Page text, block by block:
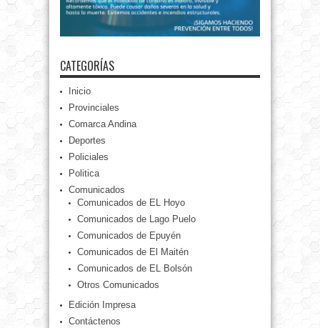
CATEGORÍAS
Inicio
Provinciales
Comarca Andina
Deportes
Policiales
Politica
Comunicados
Comunicados de EL Hoyo
Comunicados de Lago Puelo
Comunicados de Epuyén
Comunicados de El Maitén
Comunicados de EL Bolsón
Otros Comunicados
Edición Impresa
Contáctenos